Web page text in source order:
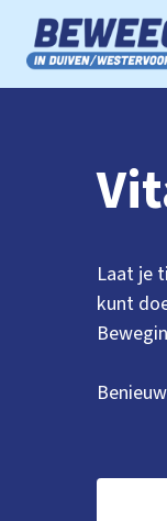
Ga naar de
Laat je
kunt